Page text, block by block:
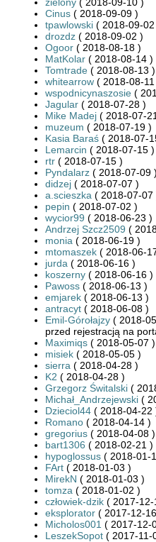
Cinus ( 2018-09-09 )
tpawlowski ( 2018-09-02
drozdz ( 2018-09-02 )
Ogoor ( 2018-08-18 )
MatKolar ( 2018-08-14 )
Tomtrade ( 2018-08-13 )
whitearrow ( 2018-08-11
wspodnicynaszosie (
Jagular ( 2018-07-28 )
Mike Madej ( 2018-07-
muzeum ( 2018-07-19 )
Kasia Baraś ( 2018-07-
Lemarcin ( 2018-07-15 )
rtr ( 2018-07-15 )
Pyndalarz ( 2018-07-09 )
didzej ( 2018-07-07 )
a.scieszka ( 2018-07-07
pepin ( 2018-07-02 )
wycior99 ( 2018-06-23 )
Andrzej Szcz2509 (
monia ( 2018-06-19 )
mtomaszek ( 2018-06-
jurda ( 2018-06-16 )
koszerny ( 2018-06-16 )
Pawoss ( 2018-06-13 )
emjarek ( 2018-06-13 )
antracyt ( 2018-06-08 )
Emil-Górołajzy ( 2018-
przed rejestracją na
Maximiqs ( 2018-05-07 )
misiek ( 2018-05-05 )
sierra ( 2018-04-28 )
K2 ( 2018-04-28 )
Grzegorz Świtalski (
Michał_Andrzejewski (
Dzieciol44 ( 2018-04-22
Romano ( 2018-04-14 )
gregorius ( 2018-04-08 )
bart1306 ( 2018-02-21 )
hypoglossus ( 2018-01-
FArt ( 2018-01-03 )
MirekN ( 2018-01-03 )
tomza ( 2018-01-02 )
człowiek-dzik ( 2017-12-
eksplorator ( 2017-12-
Micholos001 ( 2017-12-
LeszekSopot ( 2017-11-